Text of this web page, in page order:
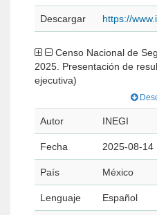
Descargar https://
2025. Presentación de
ejecutiva)
Autor INEGI
Fecha 2025-08-14
País México
Lenguaje Español